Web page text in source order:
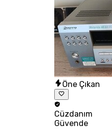
Öne Çıkan
Cüzdanım
Güvende